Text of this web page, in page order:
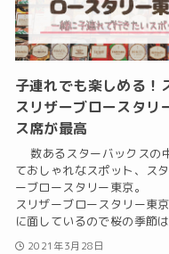
子連れでも楽しめる！
スリザーブロースタリ
ス席が最高
数あるスターバックスの
ておしゃれなスポット、ス
ーブロースタリー東京
スリザーブロースタリー東
に面しているので桜の季節
2021年3月28日